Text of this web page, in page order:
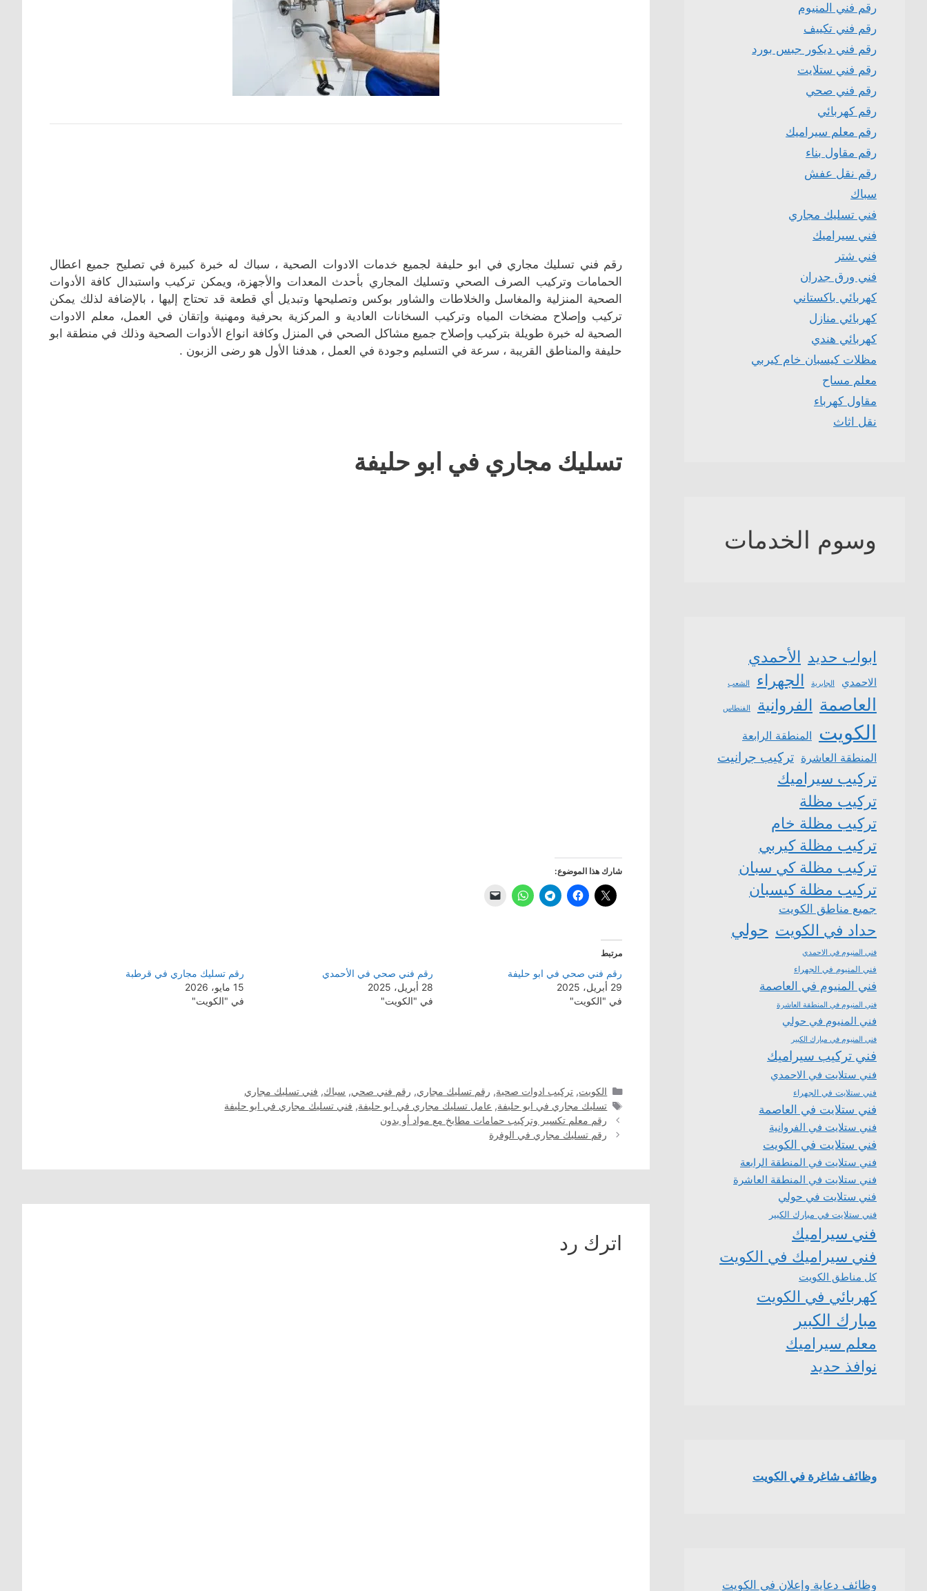
رقم فني تسليك مجاري في ابو حليفة لجميع خدمات الادوات الصحية ، سباك له خبرة كبيرة في تصليح جميع اعطال
الحمامات وتركيب الصرف الصحي وتسليك المجاري بأحدث المعدات والأجهزة، ويمكن تركيب واستبدال كافة الأدوات
الصحية المنزلية والمغاسل والخلاطات والشاور بوكس وتصليحها وتبديل أي قطعة قد تحتاج إليها ، بالإضافة لذلك يمكن
تركيب وإصلاح مضخات المياه وتركيب السخانات العادية و المركزية بحرفية ومهنية وإتقان في العمل، معلم الادوات
الصحية له خبرة طويلة بتركيب وإصلاح جميع مشاكل الصحي في المنزل وكافة انواع الأدوات الصحية وذلك في منطقة ابو
حليفة والمناطق القريبة ، سرعة في التسليم وجودة في العمل ، هدفنا الأول هو رضى الزبون .
تسليك مجاري في ابو حليفة
شارك هذا الموضوع:
مرتبط
رقم فني صحي في ابو حليفة
29 أبريل، 2025
في "الكويت"
رقم فني صحي في الأحمدي
28 أبريل، 2025
في "الكويت"
رقم تسليك مجاري في قرطبة
15 مايو، 2026
في "الكويت"
التصنيفات
الكويت, تركيب ادوات صحية, رقم تسليك مجاري, رقم فني صحي, سباك, فني تسليك مجاري
الوسوم
تسليك مجاري في ابو حليفة, عامل تسليك مجاري في ابو حليفة, فني تسليك مجاري في ابو حليفة
رقم معلم تكسير وتركيب حمامات مطابخ مع مواد أو بدون
رقم تسليك مجاري في الوفرة
اترك رد
رقم فني المنيوم
رقم فني تكييف
رقم فني ديكور جبس بورد
رقم فني ستلايت
رقم فني صحي
رقم كهربائي
رقم معلم سيراميك
رقم مقاول بناء
رقم نقل عفش
سباك
فني تسليك مجاري
فني سيراميك
فني شتر
فني ورق جدران
كهربائي باكستاني
كهربائي منازل
كهربائي هندي
مظلات كيسبان خام كيربي
معلم مساح
مقاول كهرباء
نقل اثاث
وسوم الخدمات
ابواب حديد الأحمدي
الاحمدي الجابرية الجهراء الشعب
العاصمة الفروانية الفنطاس
الكويت المنطقة الرابعة
المنطقة العاشرة تركيب جرانيت
تركيب سيراميك
تركيب مظلة
تركيب مظلة خام
تركيب مظلة كيربي
تركيب مظلة كي سبان
تركيب مظلة كيسبان
جميع مناطق الكويت
حداد في الكويت حولي
فني المنيوم في الاحمدي
فني المنيوم في الجهراء
فني المنيوم في العاصمة
فني المنيوم في المنطقة العاشرة
فني المنيوم في حولي
فني المنيوم في مبارك الكبير
فني تركيب سيراميك
فني ستلايت في الاحمدي
فني ستلايت في الجهراء
فني ستلايت في العاصمة
فني ستلايت في الفروانية
فني ستلايت في الكويت
فني ستلايت في المنطقة الرابعة
فني ستلايت في المنطقة العاشرة
فني ستلايت في حولي
فني ستلايت في مبارك الكبير
فني سيراميك
فني سيراميك في الكويت
كل مناطق الكويت
كهربائي في الكويت
مبارك الكبير
معلم سيراميك
نوافذ حديد
وظائف شاغرة في الكويت
وظائف دعاية وإعلان في الكويت